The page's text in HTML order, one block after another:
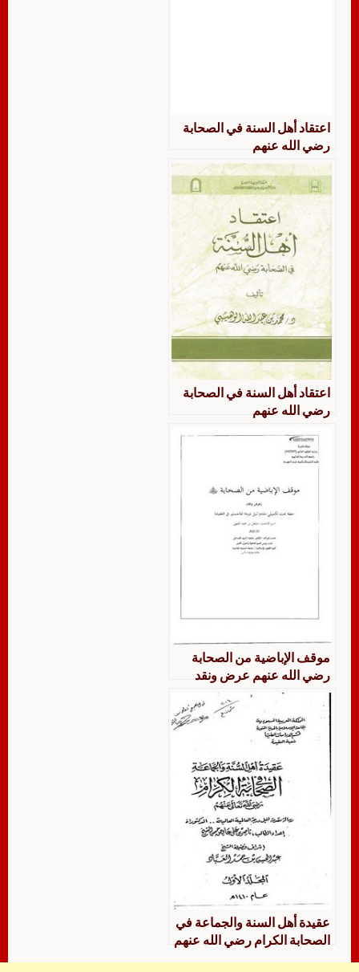
اعتقاد أهل السنة في الصحابة
رضي الله عنهم
اعتقاد أهل السنة في الصحابة
رضي الله عنهم
موقف الإباضية من الصحابة
رضي الله عنهم عرض ونقد
عقيدة أهل السنة والجماعة في
الصحابة الكرام رضي الله عنهم